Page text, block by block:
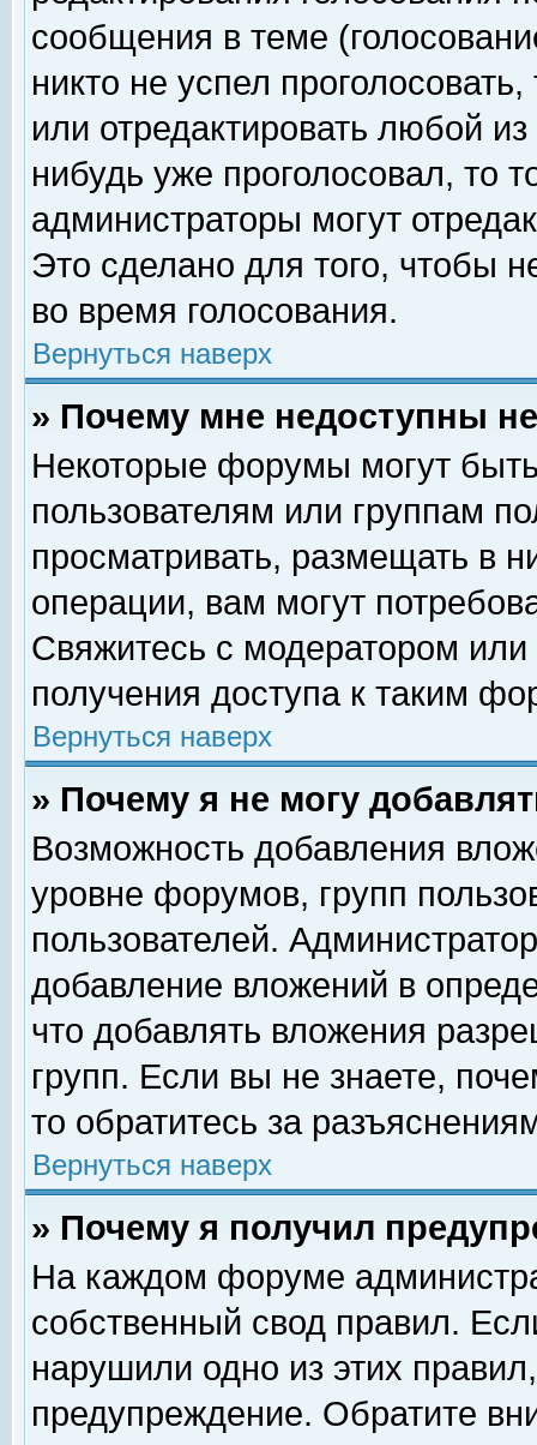
сообщения в теме
никто не успел
или отредактировать любой
нибудь уже проголосовал, то
администраторы могут
Это сделано для того, чтобы
во время голосования.
Вернуться наверх
» Почему мне недоступны
Некоторые форумы могут
пользователям или группам
просматривать, размещать в
операции, вам могут
Свяжитесь с модератором
получения доступа к таким
Вернуться наверх
» Почему я не могу
Возможность добавления
уровне форумов, групп
пользователей.
добавление вложений в
что добавлять вложения
групп. Если вы не знаете,
то обратитесь за
Вернуться наверх
» Почему я получил
На каждом форуме
собственный свод правил.
нарушили одно из этих
предупреждение. Обратите